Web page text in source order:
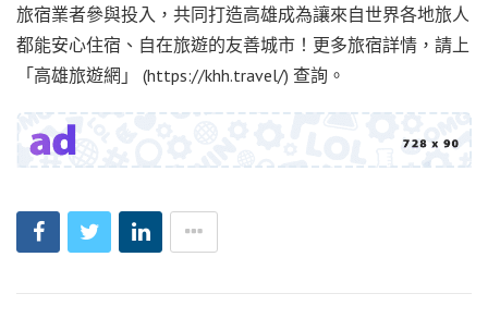
旅宿業者參與投入，共同打造高雄成為讓來自世界各地旅人
都能安心住宿、自在旅遊的友善城市！更多旅宿詳情，請上
「高雄旅遊網」 (https://khh.travel/) 查詢。